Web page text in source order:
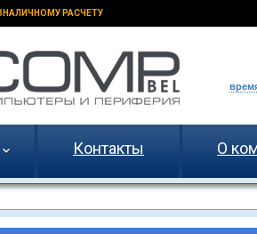
РАСЧЕТУ
Контакты О